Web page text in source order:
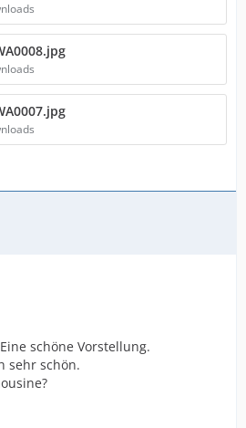
schöne Vorstellung.
sehr schön.